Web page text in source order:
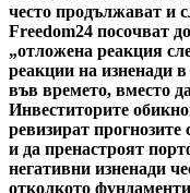
често продължават и
Freedom24 посочват
„отложена реакция
реакции на изненади
във времето, вместо
Инвеститорите
ревизират
и да пренастроят
негативни изненади
отколкото